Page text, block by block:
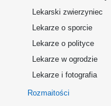
Lekarski zwierzyniec
Lekarze o sporcie
Lekarze o polityce
Lekarze w ogrodzie
Lekarze i fotografia
Rozmaitości